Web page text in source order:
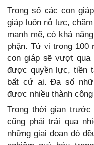
Trong số các con
giáp luôn nỗ lực,
mạnh mẽ, có khả
phận. Tử vi trong 100
con giáp sẽ vượt qua
được quyền lực, tiền
bất cứ ai. Đa số
được nhiều thành
Trong thời gian
cũng phải trải qua
những giai đoạn đó